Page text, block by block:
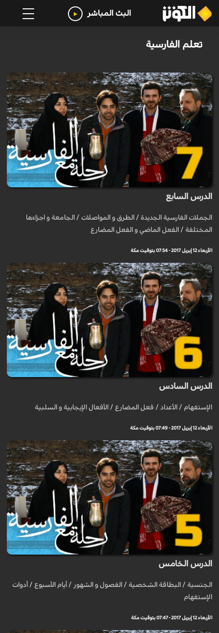
البث المباشر
تعلم الفارسية
الدرس السابع
الجملات الفارسية الجديدة / الطرق و المواصلات / الجامعة و اجزاءها
المختلفة / الفعل الماضي و الفعل المضارع
الأربعاء 12 إبريل 2017 - 07:54 بتوقيت مكة
الدرس السادس
الإستفهام / الأعداد / فعل المضارع / الأفعال الإيجابية و السلبية
الأربعاء 12 إبريل 2017 - 07:49 بتوقيت مكة
الدرس الخامس
الجنسية / البطاقة الشخصية / الفصول و الشهور / أيام الأسبوع / أدوات
الإستفهام
الأربعاء 12 إبريل 2017 - 07:47 بتوقيت مكة